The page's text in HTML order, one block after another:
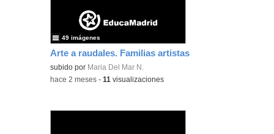
Arte a raudales. Familias artistas
subido por Maria Del Mar N.
49 imágenes
-hace 2 meses -11 visualizaciones